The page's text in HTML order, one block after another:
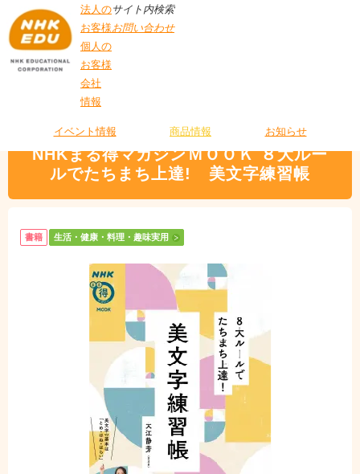
法人の
お客様
個人の
お客様
会社
情報
サイト内検索
お問い合わせ
イベント情報 商品情報 お知らせ
大ルールでたちまち上達! 美文字練習帳
NHKまる得マガジンＭＯＯＫ ８大ルー
ルでたちまち上達! 美文字練習帳
書籍 生活・健康・料理・趣味実用